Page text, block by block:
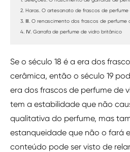
2. Haras. O artesanato de frascos de perfume
3. Ⅲ. O renascimento dos frascos de perfume
4. Ⅳ. Garrafa de perfume de vidro britânico
Se o século 18 é a era dos
cerâmica, então o século 19
era dos frascos de perfume de
tem a estabilidade que não
qualitativa do perfume, mas
estanqueidade que não o fará
conteúdo pode ser visto de